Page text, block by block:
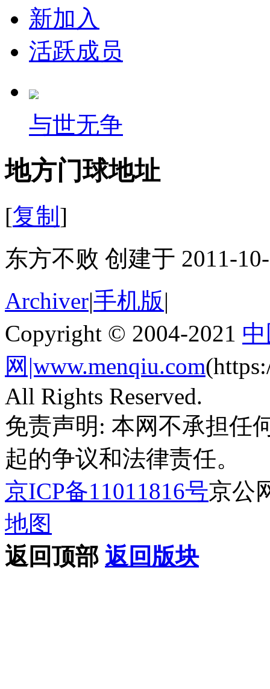
新加入
活跃成员
与世无争
地方门球地址
[复制 ]
东方不败 创建于 2011-
Archiver|手机版|
Copyright © 2004-2021
网|www.menqiu.com
All Rights Reserved.
免责声明: 本网不承担任
起的争议和法律责任。
京ICP备11011816号京公
地图
返回顶部 返回版块